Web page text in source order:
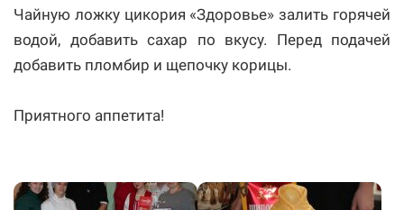
Чайную ложку цикория «Здоровье» залить горячей
водой, добавить сахар по вкусу. Перед подачей
добавить пломбир и щепочку корицы.
Приятного аппетита!